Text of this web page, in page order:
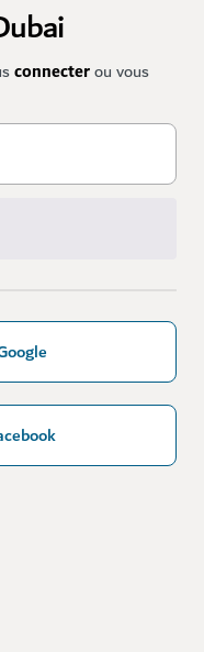
connecterou vous